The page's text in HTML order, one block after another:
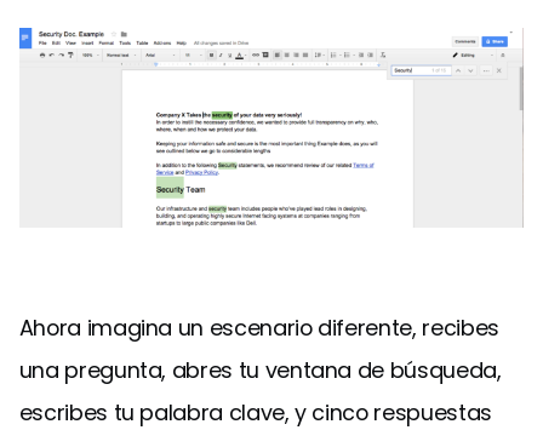
Ahora imagina un escenario diferente, recibes
una pregunta, abres tu ventana de búsqueda,
escribes tu palabra clave, y cinco respuestas